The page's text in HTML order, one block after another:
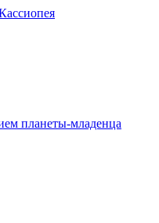
планеты-младенца